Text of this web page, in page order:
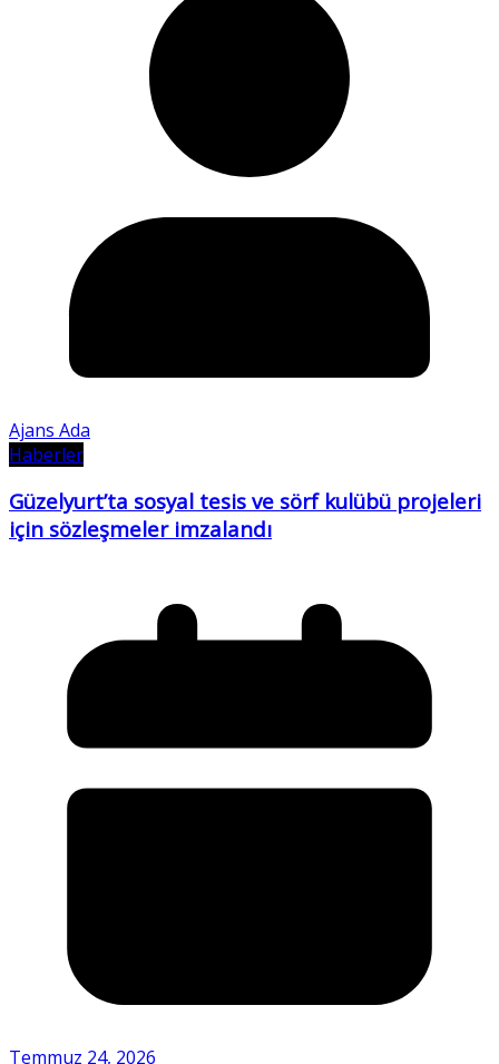
Ajans Ada
Haberler
Güzelyurt’ta sosyal tesis ve sörf kulübü projeleri
için sözleşmeler imzalandı
Temmuz 24, 2026